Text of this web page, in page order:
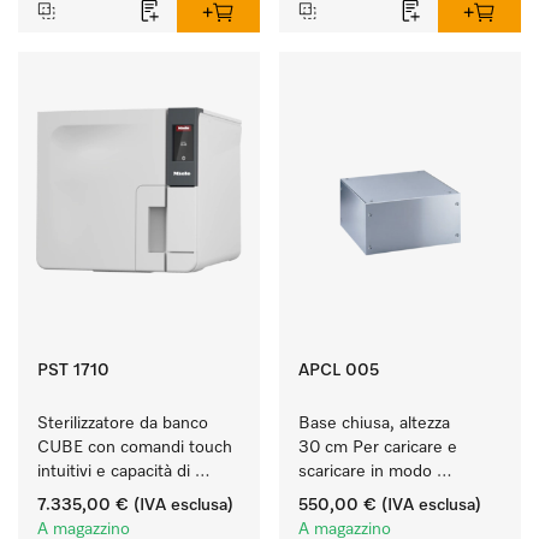
PST 1710
Sterilizzatore da banco
CUBE con comandi touch
intuitivi e capacità di
carico di 4,5 kg di
strumenti.
7.335,00 € (IVA esclusa)
A magazzino
APCL 005
Base chiusa, altezza
30 cm Per caricare e
scaricare in modo
ergonomico la lavatrice e
l'essiccatoio.
550,00 € (IVA esclusa)
A magazzino